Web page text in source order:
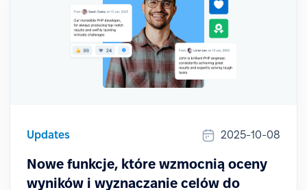
Updates 2025-10-08
Nowe funkcje, które wzmocnią oceny
wyników i wyznaczanie celów do